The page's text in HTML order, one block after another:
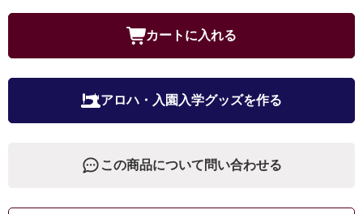
カートに入れる
アロハ・入園入学グッズを作る
この商品について問い合わせる